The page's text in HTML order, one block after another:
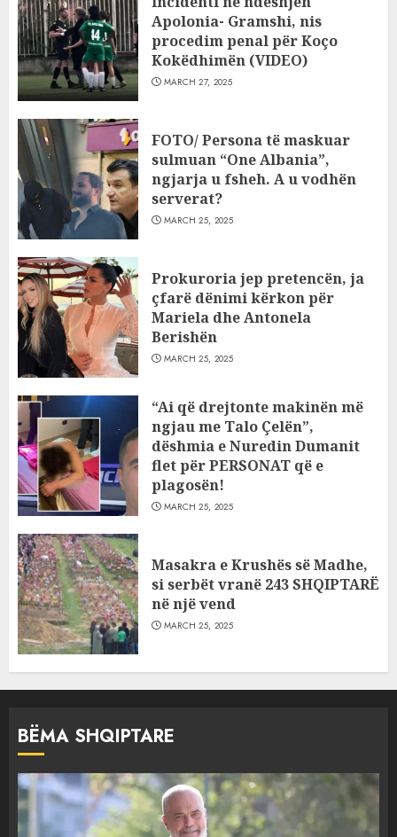
Apolonia- Gramshi, nis
procedim penal për Koço
Kokëdhimën (VIDEO)
MARCH 27, 2025
FOTO/ Persona të maskuar
sulmuan “One Albania”,
ngjarja u fsheh. A u vodhën
serverat?
MARCH 25, 2025
Prokuroria jep pretencën, ja
çfarë dënimi kërkon për
Mariela dhe Antonela
Berishën
MARCH 25, 2025
“Ai që drejtonte makinën më
ngjau me Talo Çelën”,
dëshmia e Nuredin Dumanit
flet për PERSONAT që e
plagosën!
MARCH 25, 2025
Masakra e Krushës së Madhe,
si serbët vranë 243 SHQIPTARË
në një vend
MARCH 25, 2025
BËMA SHQIPTARE